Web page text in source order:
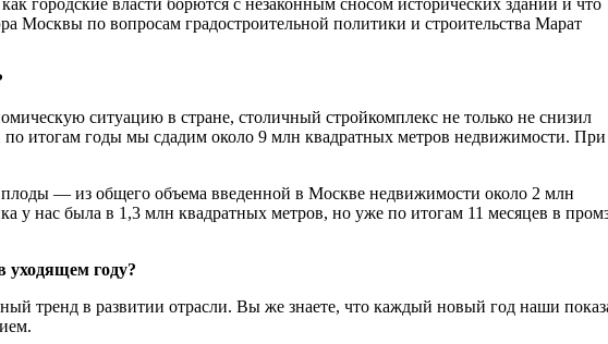
городские власти борются с незаконным сносом исторических зданий и что
Москвы по вопросам градостроительной политики и строительства Марат
ситуацию в стране, столичный стройкомплекс не только не снизил
итогам годы мы сдадим около 9 млн квадратных метров недвижимости.
плоды — из общего объема введенной в Москве недвижимости около 2 млн
у нас была в 1,3 млн квадратных метров, но уже по итогам 11 месяцев в
уходящем году?
тренд в развитии отрасли. Вы же знаете, что каждый новый год наши